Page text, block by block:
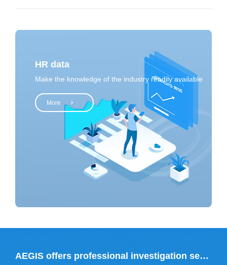
HR data
Make the knowledge of the industry readily available
More
AEGIS offers professional investigation services